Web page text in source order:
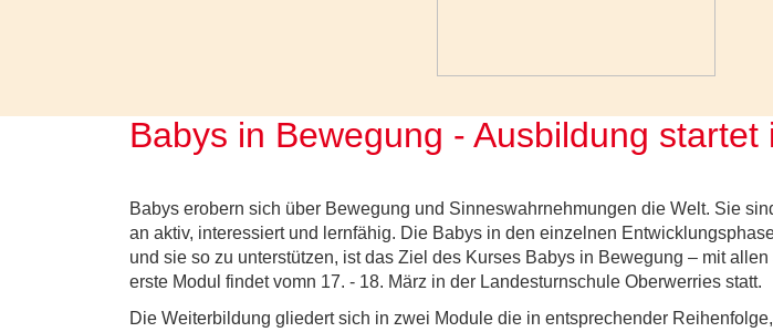
Babys in Bewegung - Ausbildung startet
Babys erobern sich über Bewegung und Sinneswahrnehmungen die Welt. Sie
an aktiv, interessiert und lernfähig. Die Babys in den einzelnen
und sie so zu unterstützen, ist das Ziel des Kurses Babys in Bewegung – mit
erste Modul findet vomn 17. - 18. März in der Landesturnschule Oberwerries statt.
Die Weiterbildung gliedert sich in zwei Module die in entsprechender